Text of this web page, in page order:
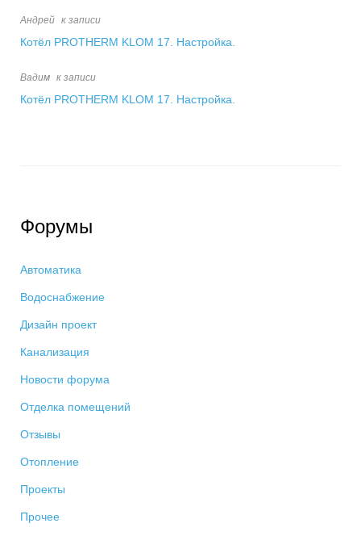
Андрей к записи
Котёл PROTHERM KLOM 17. Настройка.
Вадим к записи
Котёл PROTHERM KLOM 17. Настройка.
Форумы
Автоматика
Водоснабжение
Дизайн проект
Канализация
Новости форума
Отделка помещений
Отзывы
Отопление
Проекты
Прочее